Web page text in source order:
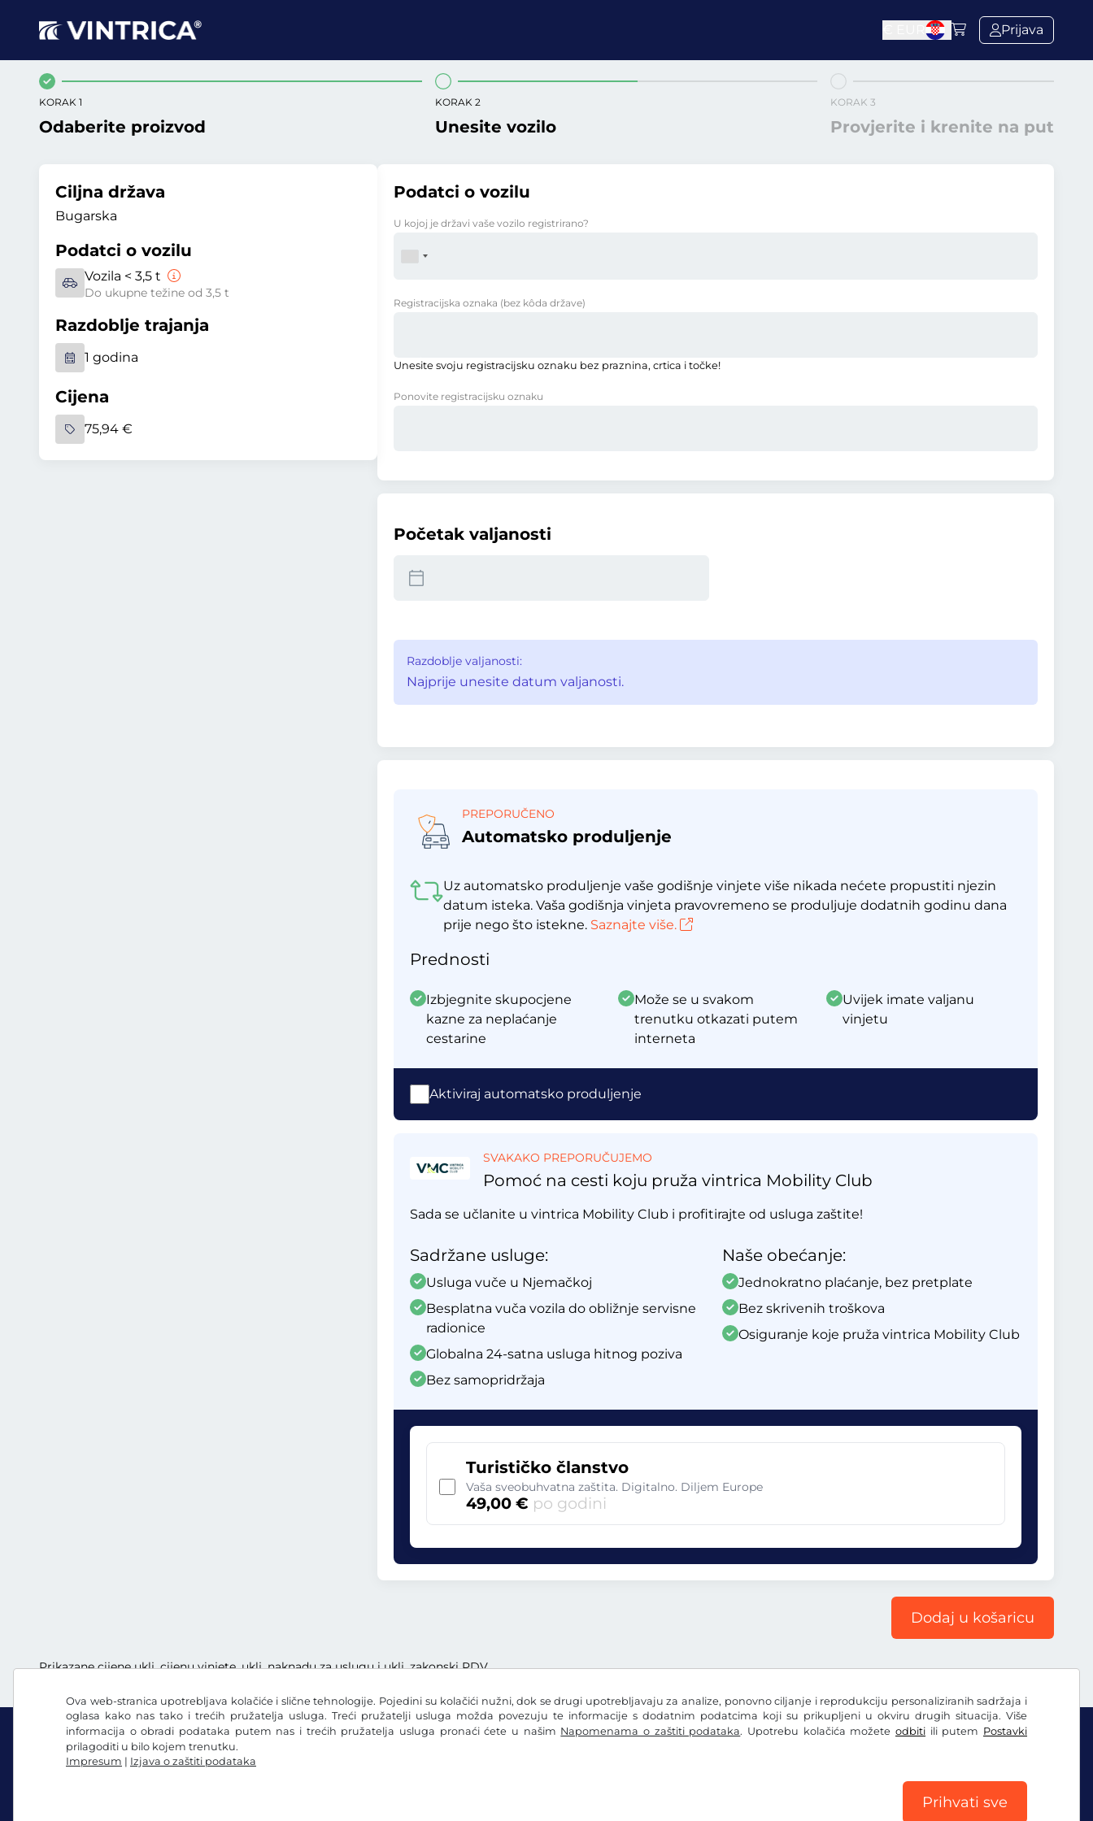
Ova web-stranica upotrebljava kolačiće i slične tehnologije. Pojedini su kolačići nužni, dok se drugi upotrebljavaju za analize, ponovno ciljanje i reprodukciju personaliziranih sadržaja i
oglasa kako nas tako i trećih pružatelja usluga. Treći pružatelji usluga možda povezuju te informacije s dodatnim podatcima koji su prikupljeni u okviru drugih situacija. Više
informacija o obradi podataka putem nas i trećih pružatelja usluga pronaći ćete u našim Napomenama o zaštiti podataka. Upotrebu kolačića možeteodbiti ili putem Postavki
prilagoditi u bilo kojem trenutku.
Impresum | Izjava o zaštiti podataka
Prihvati sve
Prijava
KORAK 1
Odaberite proizvod
KORAK 2
Unesite vozilo
KORAK 3
Provjerite i krenite na put
Ciljna država
Bugarska
Podatci o vozilu
Vozila < 3,5 t
Do ukupne težine od 3,5 t
Razdoblje trajanja
1 godina
Cijena
75,94 €
Podatci o vozilu
U kojoj je državi vaše vozilo registrirano?
Registracijska oznaka (bez kôda države)
Unesite svoju registracijsku oznaku bez praznina, crtica i točke!
Ponovite registracijsku oznaku
Početak valjanosti
Razdoblje valjanosti:
Najprije unesite datum valjanosti.
PREPORUČENO
Automatsko produljenje
Uz automatsko produljenje vaše godišnje vinjete više nikada nećete propustiti njezin
datum isteka. Vaša godišnja vinjeta pravovremeno se produljuje dodatnih godinu dana
prije nego što istekne. Saznajte više.
Prednosti
Izbjegnite skupocjene
kazne za neplaćanje
cestarine
Može se u svakom
trenutku otkazati putem
interneta
Uvijek imate valjanu
vinjetu
Aktiviraj automatsko produljenje
SVAKAKO PREPORUČUJEMO
Pomoć na cesti koju pruža vintrica Mobility Club
Sada se učlanite u vintrica Mobility Club i profitirajte od usluga zaštite!
Sadržane usluge:
Usluga vuče u Njemačkoj
Besplatna vuča vozila do obližnje servisne
radionice
Globalna 24-satna usluga hitnog poziva
Bez samopridržaja
Naše obećanje:
Jednokratno plaćanje, bez pretplate
Bez skrivenih troškova
Osiguranje koje pruža vintrica Mobility Club
Turističko članstvo
Vaša sveobuhvatna zaštita. Digitalno. Diljem Europe
49,00 € po godini
Dodaj u košaricu
Prikazane cijene uklj. cijenu vinjete, uklj. naknadu za uslugu i uklj. zakonski PDV